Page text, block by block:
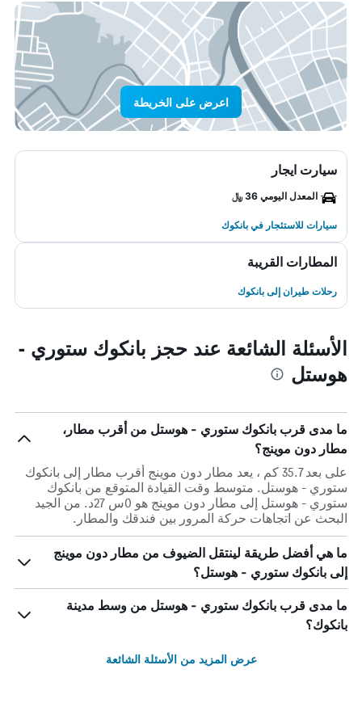
اعرض على الخريطة
سيارت ايجار
المعدل اليومي 36 ﷼
سيارات للاستئجار في بانكوك
المطارات القريبة
رحلات طيران إلى بانكوك
الأسئلة الشائعة عند حجز بانكوك ستوري -
هوستل
ما مدى قرب بانكوك ستوري - هوستل من أقرب مطار،
مطار دون موينج؟
على بعد 35.7 كم ، يعد مطار دون موينج أقرب مطار إلى بانكوك
ستوري - هوستل. متوسط وقت القيادة المتوقع من بانكوك
ستوري - هوستل إلى مطار دون موينج هو 0س 27د. من الجيد
البحث عن اتجاهات حركة المرور بين فندقك والمطار.
ما هي أفضل طريقة لينتقل الضيوف من مطار دون موينج
إلى بانكوك ستوري - هوستل؟
ما مدى قرب بانكوك ستوري - هوستل من وسط مدينة
بانكوك؟
عرض المزيد من الأسئلة الشائعة